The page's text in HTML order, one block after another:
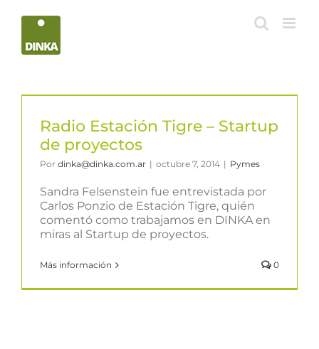
Radio Estación Tigre – Startup
de proyectos
Por dinka@dinka.com.ar | octubre 7, 2014 | Pymes
Sandra Felsenstein fue entrevistada por
Carlos Ponzio de Estación Tigre, quién
comentó como trabajamos en DINKA en
miras al Startup de proyectos.
Más información 0